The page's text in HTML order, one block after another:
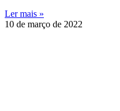
Ler mais »
10 de março de 2022